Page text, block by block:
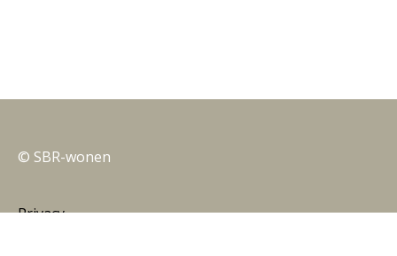
© SBR-wonen
Privacy